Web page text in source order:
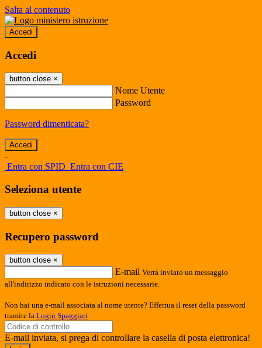
Salta al contenuto
Accedi
Accedi
button close ×
Nome Utente
Password
Password dimenticata?
-
Entra con SPID Entra con CIE
Seleziona utente
button close ×
Recupero password
button close ×
E-mail Verrà inviato un messaggio
all'indirizzo indicato con le istruzioni necessarie.
Non hai una e-mail associata al nome utente? Effettua il reset della password
tramite la Login Spaggiari
E-mail inviata, si prega di controllare la casella di posta elettronica!